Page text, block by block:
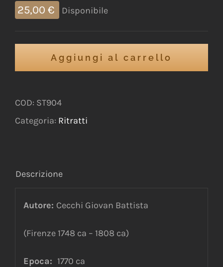
25,00 € Disponibile
Aggiungi al carrello
COD: ST904
Categoria: Ritratti
Descrizione
Autore: Cecchi Giovan Battista
(Firenze 1748 ca – 1808 ca)
Epoca: 1770 ca